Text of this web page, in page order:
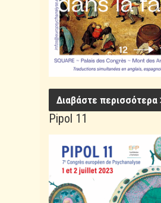
Διαβάστε περισσότερα
Pipol 11